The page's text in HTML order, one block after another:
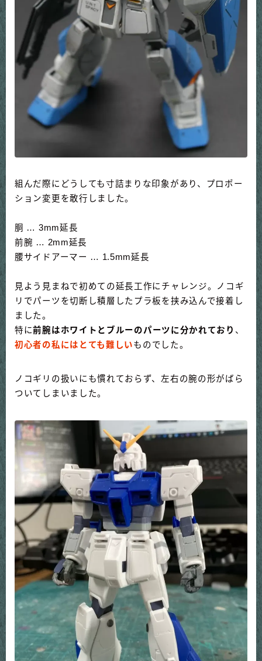
組んだ際にどうしても寸詰まりな印象があり、プロポー
ション変更を敢行しました。
胴 … 3mm延長
前腕 … 2mm延長
腰サイドアーマー … 1.5mm延長
見よう見まねで初めての延長工作にチャレンジ。ノコギ
リでパーツを切断し積層したプラ板を挟み込んで接着し
ました。
特に前腕はホワイトとブルーのパーツに分かれており 、
初心者の私にはとても難しいものでした。
ノコギリの扱いにも慣れておらず、左右の腕の形がばら
ついてしまいました。